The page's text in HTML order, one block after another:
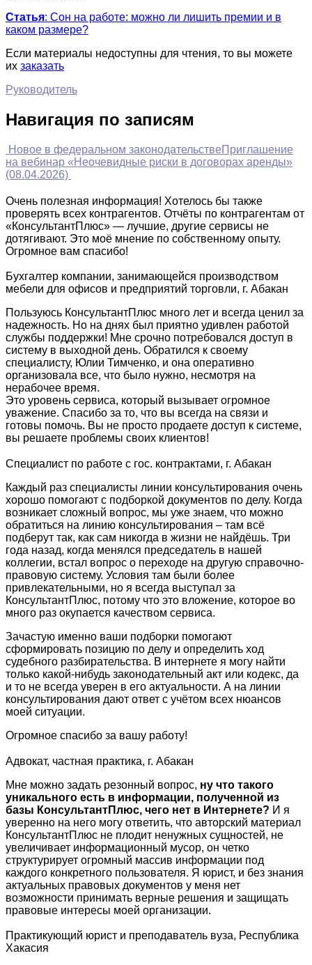
Статья: Сон на работе: можно ли лишить премии и в
каком размере?
Если материалы недоступны для чтения, то вы можете
их заказать
Руководитель
Навигация по записям
Новое в федеральном законодательствеПриглашение
на вебинар «Неочевидные риски в договорах аренды»
(08.04.2026)
Очень полезная информация! Хотелось бы также
проверять всех контрагентов. Отчёты по контрагентам от
«КонсультантПлюс» — лучшие, другие сервисы не
дотягивают. Это моё мнение по собственному опыту.
Огромное вам спасибо!
Бухгалтер компании, занимающейся производством
мебели для офисов и предприятий торговли, г. Абакан
Пользуюсь КонсультантПлюс много лет и всегда ценил за
надежность. Но на днях был приятно удивлен работой
службы поддержки! Мне срочно потребовался доступ в
систему в выходной день. Обратился к своему
специалисту, Юлии Тимченко, и она оперативно
организовала все, что было нужно, несмотря на
нерабочее время.
Это уровень сервиса, который вызывает огромное
уважение. Спасибо за то, что вы всегда на связи и
готовы помочь. Вы не просто продаете доступ к системе,
вы решаете проблемы своих клиентов!
Специалист по работе с гос. контрактами, г. Абакан
Каждый раз специалисты линии консультирования очень
хорошо помогают с подборкой документов по делу. Когда
возникает сложный вопрос, мы уже знаем, что можно
обратиться на линию консультирования – там всё
подберут так, как сам никогда в жизни не найдёшь. Три
года назад, когда менялся председатель в нашей
коллегии, встал вопрос о переходе на другую справочно-
правовую систему. Условия там были более
привлекательными, но я всегда выступал за
КонсультантПлюс, потому что это вложение, которое во
много раз окупается качеством сервиса.
Зачастую именно ваши подборки помогают
сформировать позицию по делу и определить ход
судебного разбирательства. В интернете я могу найти
только какой-нибудь законодательный акт или кодекс, да
и то не всегда уверен в его актуальности. А на линии
консультирования дают ответ с учётом всех нюансов
моей ситуации.
Огромное спасибо за вашу работу!
Адвокат, частная практика, г. Абакан
Мне можно задать резонный вопрос, ну что такого
уникального есть в информации, полученной из
базы КонсультантПлюс, чего нет в Интернете? И я
уверенно на него могу ответить, что авторский материал
КонсультантПлюс не плодит ненужных сущностей, не
увеличивает информационный мусор, он четко
структурирует огромный массив информации под
каждого конкретного пользователя. Я юрист, и без знания
актуальных правовых документов у меня нет
возможности принимать верные решения и защищать
правовые интересы моей организации.
Практикующий юрист и преподаватель вуза, Республика
Хакасия